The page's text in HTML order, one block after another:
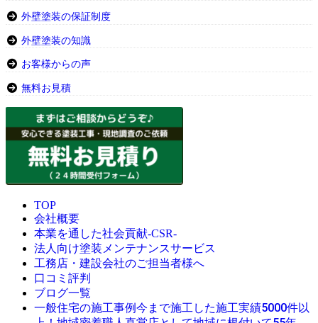
外壁塗装の保証制度
外壁塗装の知識
お客様からの声
無料お見積
TOP
会社概要
本業を通した社会貢献-CSR-
法人向け塗装メンテナンスサービス
工務店・建設会社のご担当者様へ
口コミ評判
ブログ一覧
一般住宅の施工事例今まで施工した施工実績5000件以